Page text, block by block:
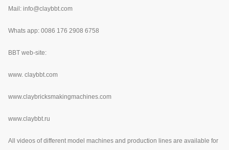
Mail: info@claybbt.com
Whats app: 0086 176 2908 6758
BBT web-site:
www. claybbt.com
www.claybricksmakingmachines.com
www.claybbt.ru
All videos of different model machines and production lines are available for